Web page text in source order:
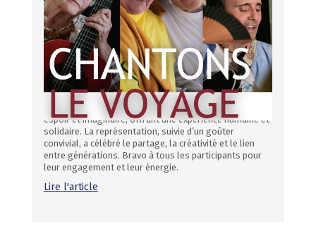
Le jeudi 28 novembre a eu lieu la représentation finale
d’un projet artistique intergénérationnel soutenu par la
Conférence des financeurs et le Département des
Bouches-du-Rhône. Pendant plusieurs mois, résidents,
élèves de CM2 de l’école Vessiot de Gémenos et
l’association La Compagnie Après la Pluie ont
collaboré à travers ateliers et répétitions. Inspiré par
les récits d’enfants du service pédiatrique d’oncologie
de l’hôpital de la Timone, le spectacle a mêlé émotions,
espoir et imaginaire, offrant une expérience humaine et
solidaire. La représentation, suivie d’un goûter
convivial, a célébré le partage, la créativité et le lien
entre générations. Bravo à tous les participants pour
leur engagement et leur énergie.
Lire l'article